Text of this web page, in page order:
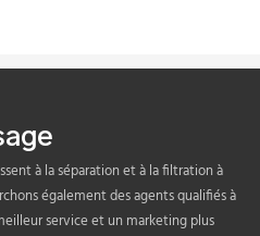
à la séparation et à la filtration à
également des agents qualifiés à
service et un marketing plus